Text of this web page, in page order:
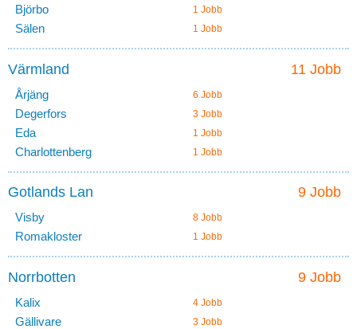
Björbo 1 Jobb
Sälen 1 Jobb
11 Jobb
Värmland
Årjäng 6 Jobb
Degerfors 3 Jobb
Eda 1 Jobb
Charlottenberg 1 Jobb
9 Jobb
Gotlands Lan
Visby 8 Jobb
Romakloster 1 Jobb
9 Jobb
Norrbotten
Kalix 4 Jobb
Gällivare 3 Jobb